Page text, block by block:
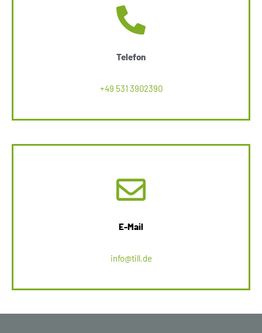
Telefon
+49 531 3902390
E-Mail
info@till.de